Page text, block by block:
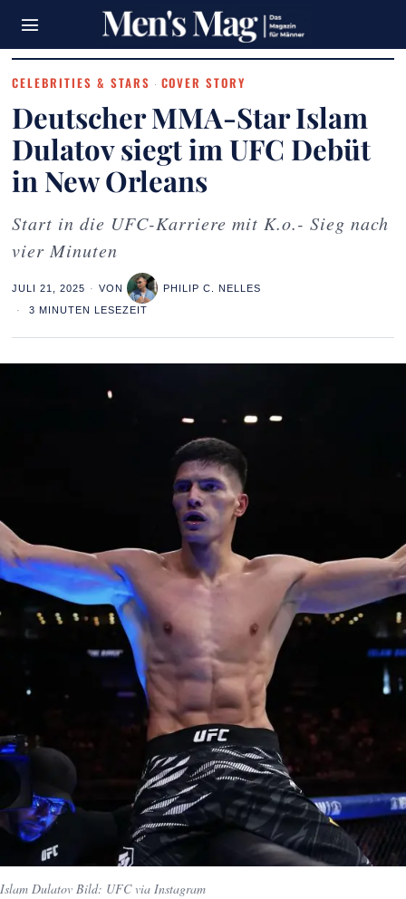
CELEBRITIES & STARS · COVER STORY
Deutscher MMA-Star Islam
Dulatov siegt im UFC Debüt
in New Orleans
Start in die UFC-Karriere mit K.o.- Sieg nach
vier Minuten
JULI 21, 2025 VON PHILIP C. NELLES
3 MINUTEN LESEZEIT
Islam Dulatov Bild: UFC via Instagram